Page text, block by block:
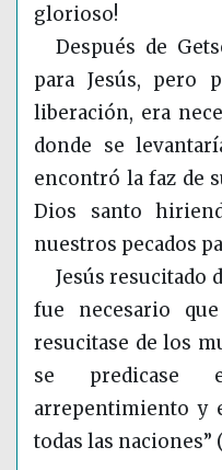
glorioso!
Después de
para Jesús, pero
liberación, era
donde se
encontró la faz de
Dios santo
nuestros pecados
Jesús resucitado
fue necesario
resucitase de los
se
arrepentimiento y
todas las naciones” (